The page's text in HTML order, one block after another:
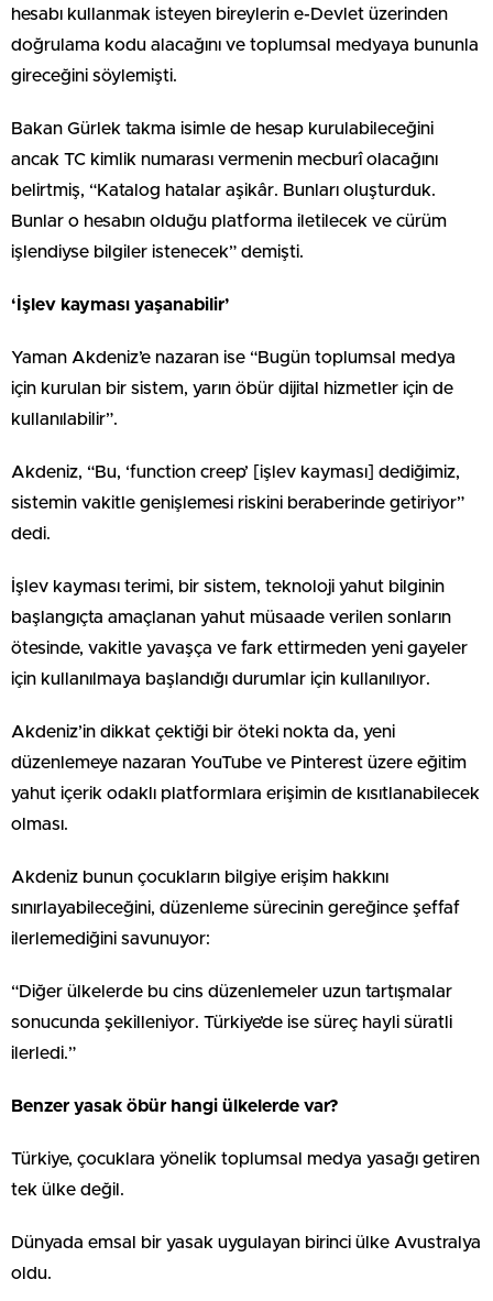
hesabı kullanmak isteyen bireylerin e-Devlet üzerinden
doğrulama kodu alacağını ve toplumsal medyaya bununla
gireceğini söylemişti.
Bakan Gürlek takma isimle de hesap kurulabileceğini
ancak TC kimlik numarası vermenin mecburî olacağını
belirtmiş, “Katalog hatalar aşikâr. Bunları oluşturduk.
Bunlar o hesabın olduğu platforma iletilecek ve cürüm
işlendiyse bilgiler istenecek” demişti.
‘İşlev kayması yaşanabilir’
Yaman Akdeniz’e nazaran ise “Bugün toplumsal medya
için kurulan bir sistem, yarın öbür dijital hizmetler için de
kullanılabilir”.
Akdeniz, “Bu, ‘function creep’ [işlev kayması] dediğimiz,
sistemin vakitle genişlemesi riskini beraberinde getiriyor”
dedi.
İşlev kayması terimi, bir sistem, teknoloji yahut bilginin
başlangıçta amaçlanan yahut müsaade verilen sonların
ötesinde, vakitle yavaşça ve fark ettirmeden yeni gayeler
için kullanılmaya başlandığı durumlar için kullanılıyor.
Akdeniz’in dikkat çektiği bir öteki nokta da, yeni
düzenlemeye nazaran YouTube ve Pinterest üzere eğitim
yahut içerik odaklı platformlara erişimin de kısıtlanabilecek
olması.
Akdeniz bunun çocukların bilgiye erişim hakkını
sınırlayabileceğini, düzenleme sürecinin gereğince şeffaf
ilerlemediğini savunuyor:
“Diğer ülkelerde bu cins düzenlemeler uzun tartışmalar
sonucunda şekilleniyor. Türkiye’de ise süreç hayli süratli
ilerledi.”
Benzer yasak öbür hangi ülkelerde var?
Türkiye, çocuklara yönelik toplumsal medya yasağı getiren
tek ülke değil.
Dünyada emsal bir yasak uygulayan birinci ülke Avustralya
oldu.